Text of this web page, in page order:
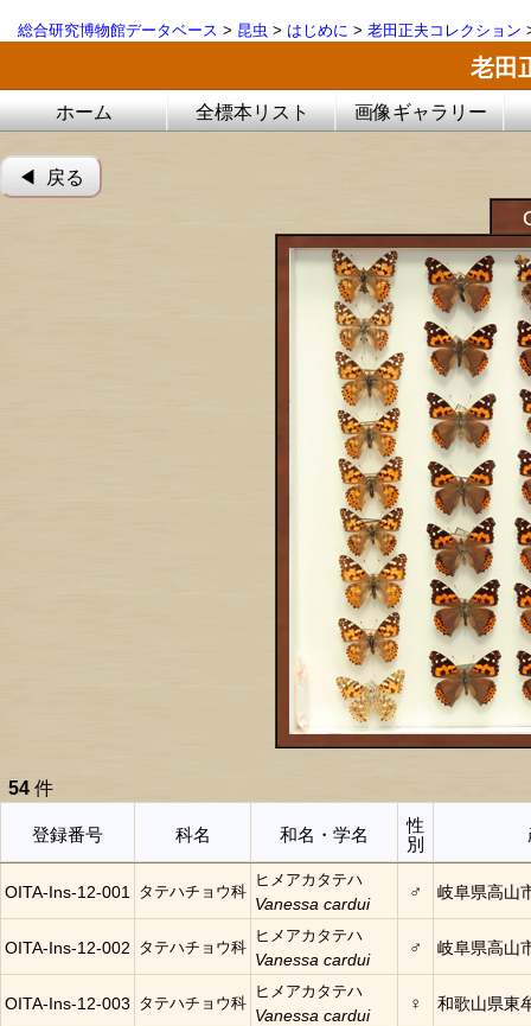
総合研究博物館データベース > 昆虫 > はじめに > 老田正夫コレクション
老田
ホーム 全標本リスト 画像ギャラリー
◀︎ 戻る
54 件
登録番号 科名 和名・学名
性
別
OITA-Ins-12-001 タテハチョウ科
ヒメアカタテハ
Vanessa cardui
♂ 岐阜県高山
OITA-Ins-12-002 タテハチョウ科
ヒメアカタテハ
Vanessa cardui
♂ 岐阜県高山
OITA-Ins-12-003 タテハチョウ科
ヒメアカタテハ
Vanessa cardui
♀ 和歌山県東